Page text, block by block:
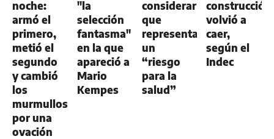
noche:
armó el
primero,
metió el
segundo
y cambió
los
murmullos
por una
ovación
"la
selección
fantasma"
en la que
apareció a
Mario
Kempes
considerar
que
representa
un
“riesgo
para la
salud”
construcción
volvió a
caer,
según el
Indec